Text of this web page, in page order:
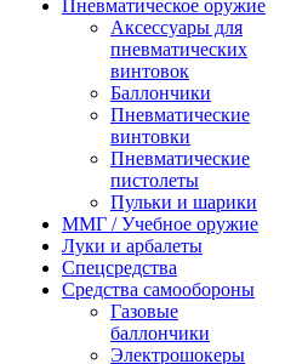
Пневматическое оружие
Аксессуары для
пневматических
винтовок
Баллончики
Пневматические
винтовки
Пневматические
пистолеты
Пульки и шарики
ММГ / Учебное оружие
Луки и арбалеты
Спецсредства
Средства самообороны
Газовые
баллончики
Электрошокеры